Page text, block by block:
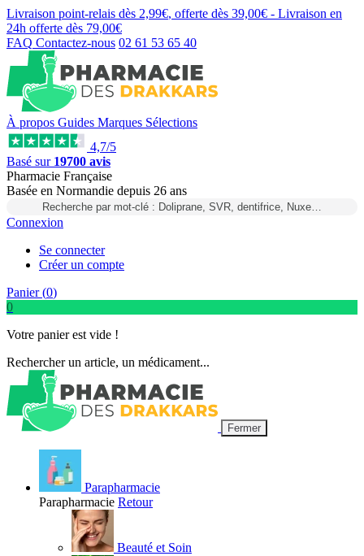
Livraison point-relais dès 2,99€, offerte dès 39,00€ - Livraison en
24h offerte dès 79,00€
FAQ Contactez-nous 02 61 53 65 40
À propos Guides Marques Sélections
4,7/5
Basé sur 19700 avis
Pharmacie Française
Basée en Normandie depuis 26 ans
Recherche par mot-clé : Doliprane, SVR, dentifrice, Nuxe…
Connexion
Se connecter
Créer un compte
Panier (0)
0
Votre panier est vide !
Rechercher un article, un médicament...
Fermer
Parapharmacie
Parapharmacie Retour
Beauté et Soin